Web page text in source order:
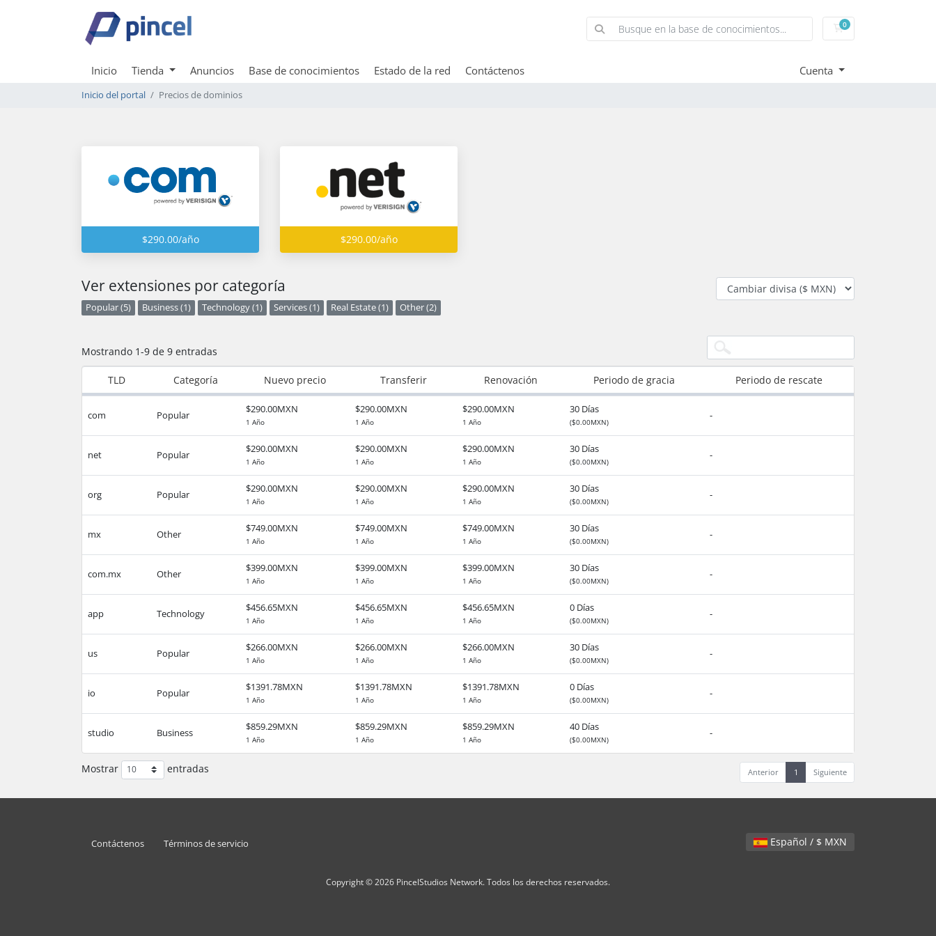
0Carrito
Inicio Tienda Anuncios Base de conocimientos Estado de la red Contáctenos Cuenta
Inicio del portal Precios de dominios
$290.00/año $290.00/año
Ver extensiones por categoría
Popular (5) Business (1) Technology (1) Services (1) Real Estate (1) Other (2)
Mostrando 1-9 de 9 entradas
TLD Categoría Nuevo precio Transferir Renovación Periodo de gracia Periodo de rescate
com Popular
$290.00MXN
1 Año
$290.00MXN
1 Año
$290.00MXN
1 Año
30 Días
($0.00MXN)
-
net Popular
$290.00MXN
1 Año
$290.00MXN
1 Año
$290.00MXN
1 Año
30 Días
($0.00MXN)
-
org Popular
$290.00MXN
1 Año
$290.00MXN
1 Año
$290.00MXN
1 Año
30 Días
($0.00MXN)
-
mx Other
$749.00MXN
1 Año
$749.00MXN
1 Año
$749.00MXN
1 Año
30 Días
($0.00MXN)
-
com.mx Other
$399.00MXN
1 Año
$399.00MXN
1 Año
$399.00MXN
1 Año
30 Días
($0.00MXN)
-
app Technology
$456.65MXN
1 Año
$456.65MXN
1 Año
$456.65MXN
1 Año
0 Días
($0.00MXN)
-
us Popular
$266.00MXN
1 Año
$266.00MXN
1 Año
$266.00MXN
1 Año
30 Días
($0.00MXN)
-
io Popular
$1391.78MXN
1 Año
$1391.78MXN
1 Año
$1391.78MXN
1 Año
0 Días
($0.00MXN)
-
studio Business
$859.29MXN
1 Año
$859.29MXN
1 Año
$859.29MXN
1 Año
40 Días
($0.00MXN)
-
Anterior 1 Siguiente
Mostrar entradas
Español / $ MXN
Contáctenos Términos de servicio
Copyright © 2026 PincelStudios Network. Todos los derechos reservados.